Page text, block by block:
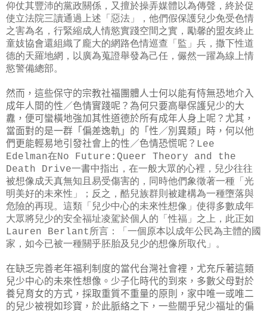
仰仗其豐沛的黨政關係，又擅於操弄媒體以為傳聲，終於促
使立法院三讀通過上述「惡法」，他們假保護兒少免受色情
之害為名，行緊縮成人情慾實踐空間之實，勵馨的盟友終止
童妓協會還組織了龐大的網路色情巡查「監」兵，撒下性道
德的天羅地網，以廣為蒐證舉發為己任，儼然一躍為線上情
慾警備總部。
然而，這些保守的宗教社福團體人士何以能有恃無恐地介入
成年人間的性／色情實踐呢？為何只要高舉保護兒少的大
纛，便可蠻橫地強加其性道德於所有成年人身上呢？尤其，
當面對的是一群「偏差逸軌」的「性／別異類」時，何以他
們更能輕易地引發社會上的性／色情恐慌呢？ Lee
Edelman在No Future:Queer Theory and the
Death Drive一書中指出，在一般大眾的心裡，兒少往往
被想像成天真無知且易受傷害的，同時他們象徵著一種「光
明美好的未來性」；反之，酷兒族群則被建構為一種墮落與
危險的再現。這類「兒少中心的未來性想像」使得多數成年
大眾將兒少的安全福址凌駕於個人的「性福」之上，此正如
Lauren Berlant所言：「一個原本以成年公民為主體的國
家，如今已被一種關乎胚胎及兒少的想像所取代」。
在缺乏完善老年福利制度的當代台灣社會裡，尤充斥著這類
兒少中心的未來性想像。少子化時代的到來，多數父母對於
養兒育女的方式，採取重質不重量的原則，家中唯一或唯二
的兒少被視如珍寶，於此脈絡之下，一些關乎兒少福址的偏